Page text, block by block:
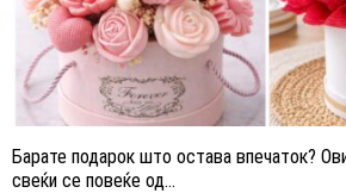
Барате подарок што остава впечаток?
свеќи се повеќе од...